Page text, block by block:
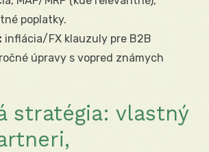
poplatky.
inflácia/FX klauzuly pre B2B
úpravy s vopred známych
stratégia: vlastný